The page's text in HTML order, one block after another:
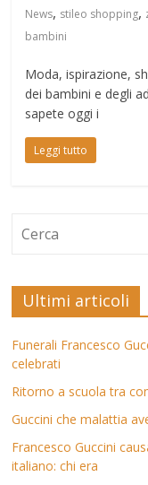
News, stileo shopping,
bambini
Moda, ispirazione,
dei bambini e degli
sapete oggi i
Leggi tutto
Ultimi articoli
Funerali Francesco
celebrati
Ritorno a scuola tra
Guccini che malattia
Francesco Guccini
italiano: chi era